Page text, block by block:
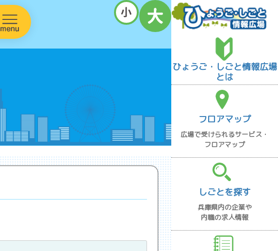
ひょうご・しごと情報広場
とは
フロアマップ
広場で受けられるサービス・
フロアマップ
しごとを探す
兵庫県内の企業や
内職の求人情報